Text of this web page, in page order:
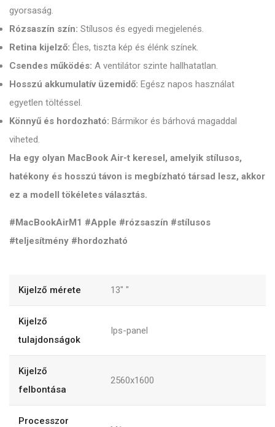
gyorsaság.
Rózsaszín szín: Stílusos és egyedi megjelenés.
Retina kijelző: Éles, tiszta kép és élénk színek.
Csendes működés: A ventilátor szinte hallhatatlan.
Hosszú akkumulatív üzemidő: Egész napos használat
egyetlen töltéssel.
Könnyű és hordozható: Bármikor és bárhová magaddal
viheted.
Ha egy olyan MacBook Air-t keresel, amelyik stílusos,
hatékony és hosszú távon is megbízható társad lesz, akkor
ez a modell tökéletes választás.
#MacBookAirM1 #Apple #rózsaszín #stílusos
#teljesítmény #hordozható
Kijelző mérete 13" "
Kijelző
tulajdonságok
Ips-panel
Kijelző
felbontása
2560x1600
Processzor